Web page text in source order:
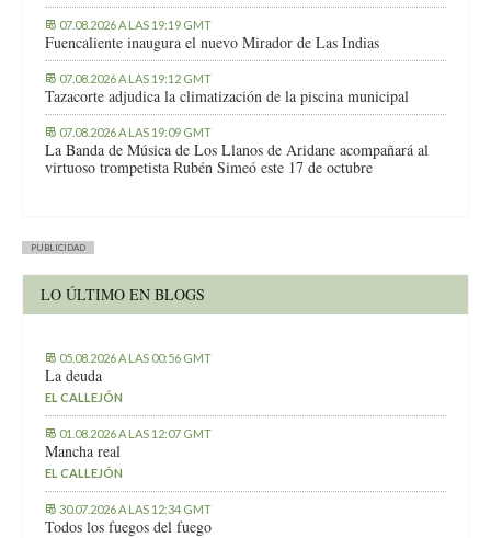
07.08.2026 A LAS 19:19 GMT
Fuencaliente inaugura el nuevo Mirador de Las Indias
07.08.2026 A LAS 19:12 GMT
Tazacorte adjudica la climatización de la piscina municipal
07.08.2026 A LAS 19:09 GMT
La Banda de Música de Los Llanos de Aridane acompañará al
virtuoso trompetista Rubén Simeó este 17 de octubre
PUBLICIDAD
LO ÚLTIMO EN BLOGS
05.08.2026 A LAS 00:56 GMT
La deuda
EL CALLEJÓN
01.08.2026 A LAS 12:07 GMT
Mancha real
EL CALLEJÓN
30.07.2026 A LAS 12:34 GMT
Todos los fuegos del fuego